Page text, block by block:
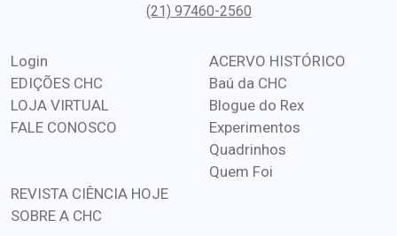
(21) 97460-2560
Login
EDIÇÕES CHC
LOJA VIRTUAL
FALE CONOSCO
ACERVO HISTÓRICO
Baú da CHC
Blogue do Rex
Experimentos
Quadrinhos
Quem Foi
REVISTA CIÊNCIA HOJE
SOBRE A CHC